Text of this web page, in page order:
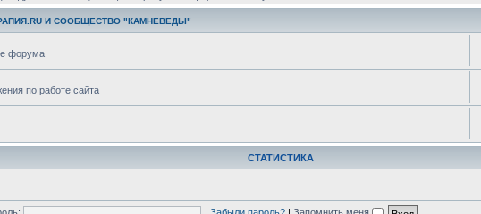
И СООБЩЕСТВО "КАМНЕВЕДЫ"
форума
по работе сайта
СТАТИСТИКА